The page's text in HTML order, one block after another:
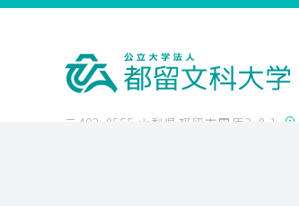
〒402-8555 山梨県都留市田原3-8-1